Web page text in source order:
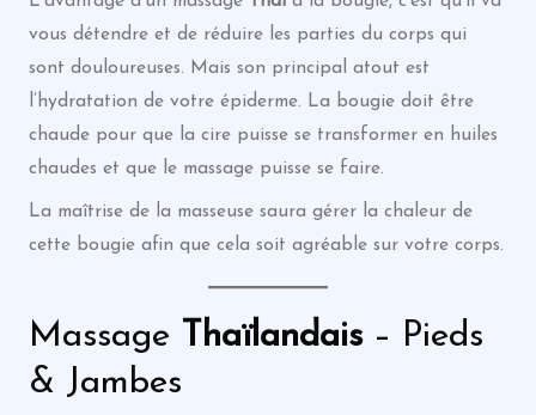
vous détendre et de réduire les parties du corps qui
sont douloureuses. Mais son principal atout est
l’hydratation de votre épiderme. La bougie doit être
chaude pour que la cire puisse se transformer en huiles
chaudes et que le massage puisse se faire.
La maîtrise de la masseuse saura gérer la chaleur de
cette bougie afin que cela soit agréable sur votre corps.
Massage Thaïlandais– Pieds
& Jambes